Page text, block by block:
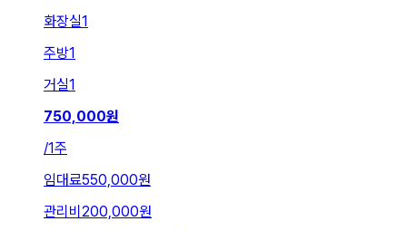
화장실1
주방1
거실1
750,000원
/1주
임대료550,000원
관리비 200,000원